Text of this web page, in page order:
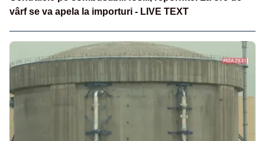
vârf se va apela la importuri - LIVE TEXT